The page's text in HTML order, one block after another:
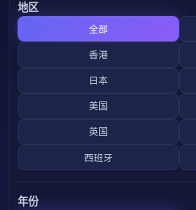
地区
全部
香港
日本
美国
英国
西班牙
年份